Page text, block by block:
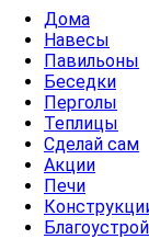
Дома
Навесы
Павильоны
Беседки
Перголы
Теплицы
Сделай сам
Акции
Печи